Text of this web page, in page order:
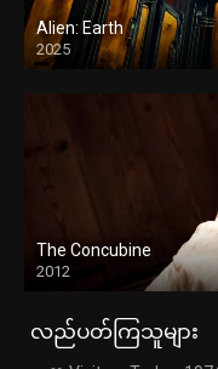
Alien: Earth
2025
The Concubine
2012
လည်ပတ်ကြသူများ